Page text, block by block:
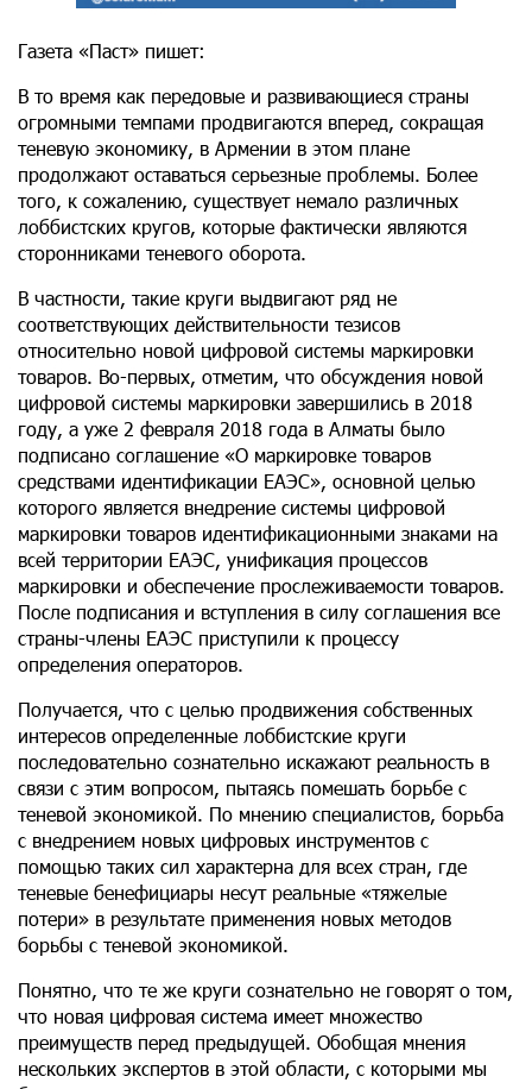
Газета «Паст» пишет:
В то время как передовые и развивающиеся страны
огромными темпами продвигаются вперед, сокращая
теневую экономику, в Армении в этом плане
продолжают оставаться серьезные проблемы. Более
того, к сожалению, существует немало различных
лоббистских кругов, которые фактически являются
сторонниками теневого оборота.
В частности, такие круги выдвигают ряд не
соответствующих действительности тезисов
относительно новой цифровой системы маркировки
товаров. Во-первых, отметим, что обсуждения новой
цифровой системы маркировки завершились в 2018
году, а уже 2 февраля 2018 года в Алматы было
подписано соглашение «О маркировке товаров
средствами идентификации ЕАЭС», основной целью
которого является внедрение системы цифровой
маркировки товаров идентификационными знаками на
всей территории ЕАЭС, унификация процессов
маркировки и обеспечение прослеживаемости товаров.
После подписания и вступления в силу соглашения все
страны-члены ЕАЭС приступили к процессу
определения операторов.
Получается, что с целью продвижения собственных
интересов определенные лоббистские круги
последовательно сознательно искажают реальность в
связи с этим вопросом, пытаясь помешать борьбе с
теневой экономикой. По мнению специалистов, борьба
с внедрением новых цифровых инструментов с
помощью таких сил характерна для всех стран, где
теневые бенефициары несут реальные «тяжелые
потери» в результате применения новых методов
борьбы с теневой экономикой.
Понятно, что те же круги сознательно не говорят о том,
что новая цифровая система имеет множество
преимуществ перед предыдущей. Обобщая мнения
нескольких экспертов в этой области, с которыми мы